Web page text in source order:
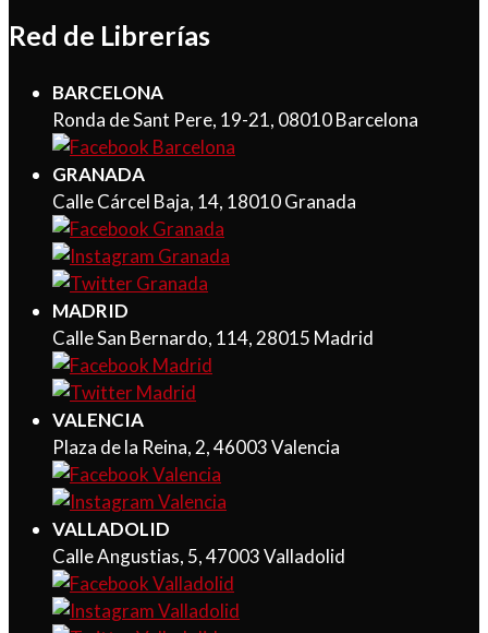
Red de Librerías
BARCELONA
Ronda de Sant Pere, 19-21, 08010 Barcelona
GRANADA
Calle Cárcel Baja, 14, 18010 Granada
MADRID
Calle San Bernardo, 114, 28015 Madrid
VALENCIA
Plaza de la Reina, 2, 46003 Valencia
VALLADOLID
Calle Angustias, 5, 47003 Valladolid